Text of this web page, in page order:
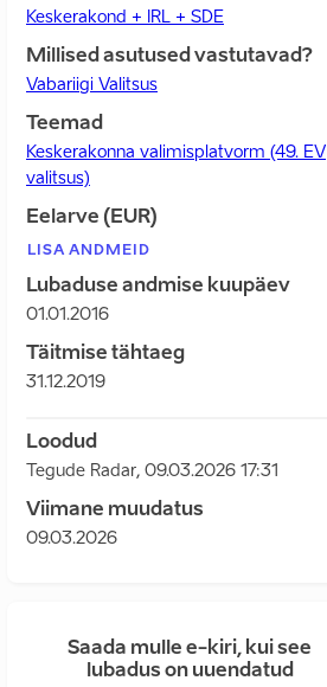
Keskerakond + IRL + SDE
Millised asutused vastutavad?
Vabariigi Valitsus
Teemad
Keskerakonna valimisplatvorm (49. EV
valitsus)
Eelarve (EUR)
LISA ANDMEID
Lubaduse andmise kuupäev
01.01.2016
Täitmise tähtaeg
31.12.2019
Loodud
Tegude Radar, 09.03.2026 17:31
Viimane muudatus
09.03.2026
Saada mulle e-kiri, kui see
lubadus on uuendatud